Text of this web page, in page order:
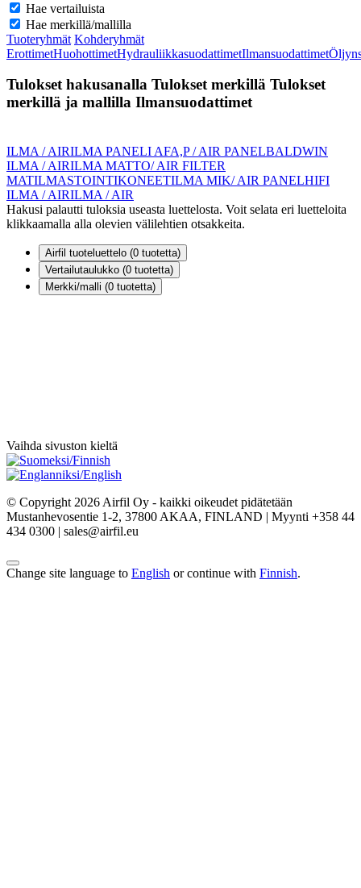
Hae vertailuista
Hae merkillä/mallilla
Tuoteryhmät Kohderyhmät
ErottimetHuohottimetHydrauliikkasuodattimetIlmansuodattimet
Tulokset hakusanalla Tulokset merkillä Tulokset
merkillä ja mallilla Ilmansuodattimet
ILMA / AIRILMA PANELI AFA,P / AIR PANELBALDWIN
ILMA / AIRILMA MATTO/ AIR FILTER
MATILMASTOINTIKONEETILMA MIK/ AIR PANELHIFI
ILMA / AIRILMA / AIR
Hakusi palautti tuloksia useasta luettelosta. Voit selata eri luetteloita
klikkaamalla alla olevien välilehtien otsakkeita.
Airfil tuoteluettelo (0 tuotetta)
Vertailutaulukko (0 tuotetta)
Merkki/malli (0 tuotetta)
Vaihda sivuston kieltä
© Copyright 2026 Airfil Oy - kaikki oikeudet pidätetään
Mustanhevosentie 1-2, 37800 AKAA, FINLAND | Myynti +358 44
434 0300 | sales@airfil.eu
Change site language to English or continue with Finnish.